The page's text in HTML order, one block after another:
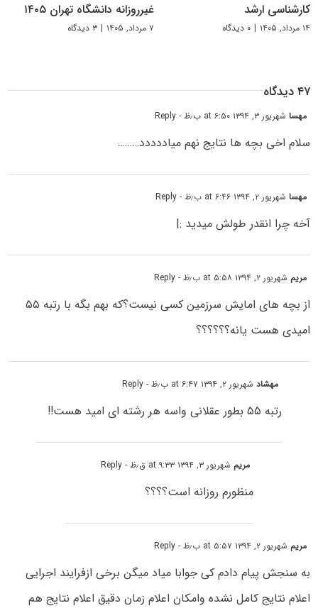
کارشناسی ارشد
۱۴ مرداد, ۱۴۰۵ | ۰ دیدگاه
غیرروزانه دانشگاه تهران ۱۴۰۵
۷ مرداد, ۱۴۰۵ | ۳ دیدگاه
۴۷ دیدگاه
مهساشهریور ۳, ۱۳۹۴ at ۶:۵۰ ب٫ظ - Reply
سلام اخی بچه ها نتایج نهم میاددددد………
مهساشهریور ۲, ۱۳۹۴ at ۶:۴۶ ب٫ظ - Reply
آخه چرا انقدر طولش میدید :|
مریم شهریور ۲, ۱۳۹۴ at ۵:۵۸ ب٫ظ - Reply
از بچه های امایش سرزمین کسی نیست؟که بهم بگه با رتبه ۵۵
امیدی هست یانه؟؟؟؟؟؟
مهشادشهریور ۲, ۱۳۹۴ at ۶:۴۷ ب٫ظ - Reply
رتبه ۵۵ بطور عقلانی واسه هر رشته ای امید هست!!
مریم شهریور ۳, ۱۳۹۴ at ۹:۳۳ ق٫ظ - Reply
منظورم روزانه است؟؟؟؟
مریم شهریور ۲, ۱۳۹۴ at ۵:۵۷ ب٫ظ - Reply
به سنجش پیام دادم کی جوابا میاد میگن برخی ازفرایند اجرایی
اعلام نتایج کامل نشده وامکان اعلام زمان دقیق اعلام نتایج هم